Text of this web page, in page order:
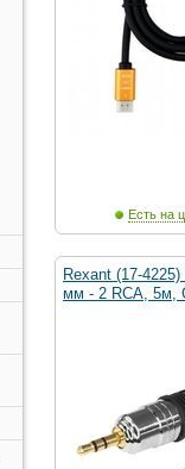
Есть на
Rexant (17-
мм - 2 RCA, 5м,